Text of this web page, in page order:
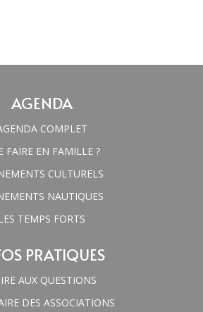
AGENDA
COMPLET
FAIRE EN FAMILLE ?
CULTURELS
NAUTIQUES
LES TEMPS FORTS
PRATIQUES
AUX QUESTIONS
DES ASSOCIATIONS